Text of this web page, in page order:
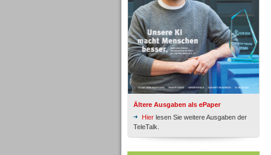
Ältere Ausgaben als ePaper
Hier lesen Sie weitere Ausgaben der
TeleTalk.